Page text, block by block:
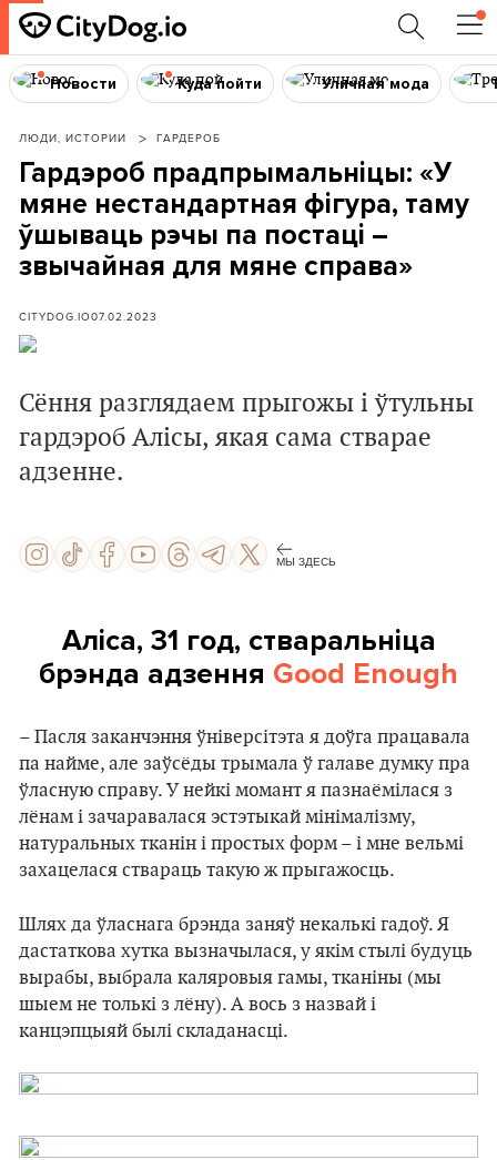
Новости Куда пойти Уличная мода
ЛЮДИ, ИСТОРИИ ГАРДЕРОБ
Гардэроб прадпрымальніцы: «У
мяне нестандартная фігура, таму
ўшываць рэчы па постаці –
звычайная для мяне справа»
CITYDOG.IO07.02.2023
Сёння разглядаем прыгожы і ўтульны
гардэроб Алісы, якая сама стварае
адзенне.
МЫ ЗДЕСЬ
Аліса, 31 год, стваральніца
брэнда адзення Good Enough
– Пасля заканчэння ўніверсітэта я доўга працавала
па найме, але заўсёды трымала ў галаве думку пра
ўласную справу. У нейкі момант я пазнаёмілася з
лёнам і зачаравалася эстэтыкай мінімалізму,
натуральных тканін і простых форм – і мне вельмі
захацелася ствараць такую ж прыгажосць.
Шлях да ўласнага брэнда заняў некалькі гадоў. Я
дастаткова хутка вызначылася, у якім стылі будуць
вырабы, выбрала каляровыя гамы, тканіны (мы
шыем не толькі з лёну). А вось з назвай і
канцэпцыяй былі складанасці.